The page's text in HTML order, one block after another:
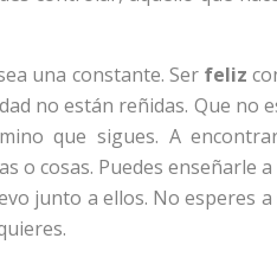
una constante. Ser feliz
no están reñidas. Que no
que sigues. A
o cosas. Puedes enseñarle a
junto a ellos. No esperes a